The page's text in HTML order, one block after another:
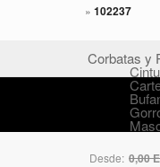
» 102237
Corbatas y
Desde: 0,00